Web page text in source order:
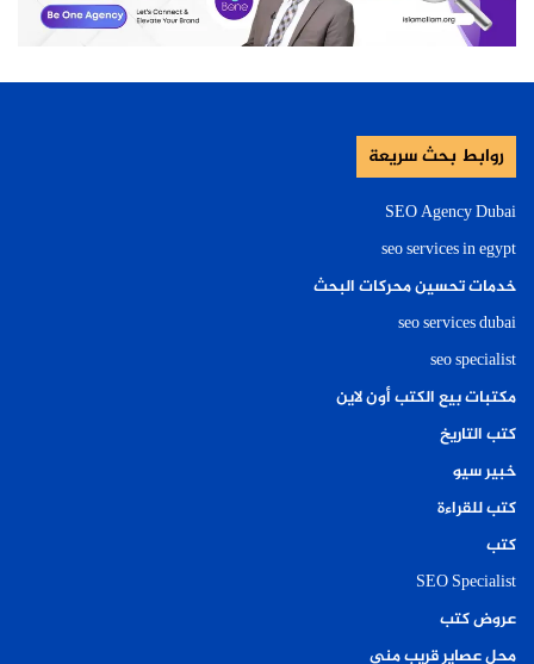
روابط بحث سريعة
SEO Agency Dubai
seo services in egypt
خدمات تحسين محركات البحث
seo services dubai
seo specialist
مكتبات بيع الكتب أون لاين
كتب التاريخ
خبير سيو
كتب للقراءة
كتب
SEO Specialist
عروض كتب
محل عصاير قريب مني